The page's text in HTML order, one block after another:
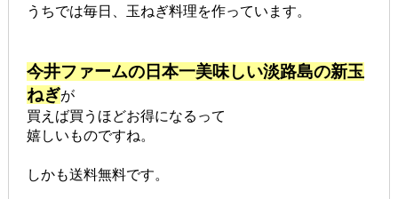
うちでは毎日、玉ねぎ料理を作っています。
今井ファームの日本一美味しい淡路島の新玉
ねぎが
買えば買うほどお得になるって
嬉しいものですね。
しかも送料無料です。